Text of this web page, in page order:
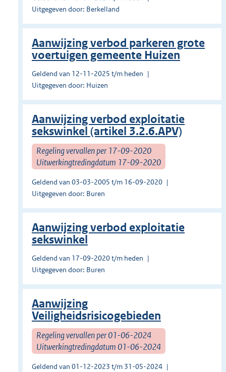
Uitgegeven door: Berkelland
Aanwijzing verbod parkeren grote
voertuigen gemeente Huizen
Geldend van 12-11-2025 t/m heden
Uitgegeven door: Huizen
Aanwijzing verbod exploitatie
sekswinkel (artikel 3.2.6.APV)
Regeling vervallen per 17-09-2020
Uitwerkingtredingdatum 17-09-2020
Geldend van 03-03-2005 t/m 16-09-2020
Uitgegeven door: Buren
Aanwijzing verbod exploitatie
sekswinkel
Geldend van 17-09-2020 t/m heden
Uitgegeven door: Buren
Aanwijzing
Veiligheidsrisicogebieden
Regeling vervallen per 01-06-2024
Uitwerkingtredingdatum 01-06-2024
Geldend van 01-12-2023 t/m 31-05-2024